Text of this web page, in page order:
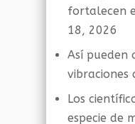
fortalecen
18, 2026
Así pueden
vibraciones
Los
especie de